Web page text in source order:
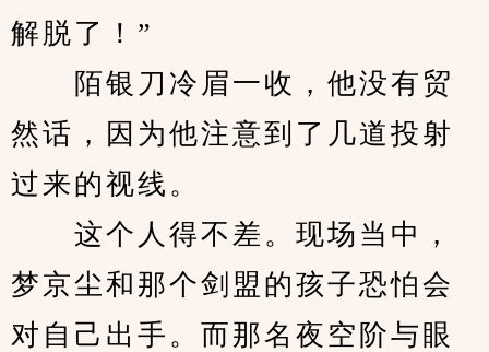
解脱了！”
陌银刀冷眉一收，他没有贸
然话，因为他注意到了几道投射
过来的视线。
这个人得不差。现场当中，
梦京尘和那个剑盟的孩子恐怕会
对自己出手。而那名夜空阶与眼